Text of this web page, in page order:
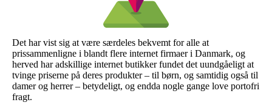
Det har vist sig at være særdeles bekvemt for alle at
prissammenligne i blandt flere internet firmaer i Danmark, og
herved har adskillige internet butikker fundet det uundgåeligt at
tvinge priserne på deres produkter – til børn, og samtidig også til
damer og herrer – betydeligt, og endda nogle gange love portofri
fragt.